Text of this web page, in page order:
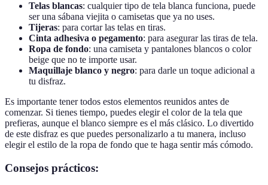
Telas blancas: cualquier tipo de tela blanca funciona, puede
ser una sábana viejita o camisetas que ya no uses.
Tijeras: para cortar las telas en tiras.
Cinta adhesiva o pegamento: para asegurar las tiras de tela.
Ropa de fondo: una camiseta y pantalones blancos o color
beige que no te importe usar.
Maquillaje blanco y negro: para darle un toque adicional a
tu disfraz.
Es importante tener todos estos elementos reunidos antes de
comenzar. Si tienes tiempo, puedes elegir el color de la tela que
prefieras, aunque el blanco siempre es el más clásico. Lo divertido
de este disfraz es que puedes personalizarlo a tu manera, incluso
elegir el estilo de la ropa de fondo que te haga sentir más cómodo.
Consejos prácticos: